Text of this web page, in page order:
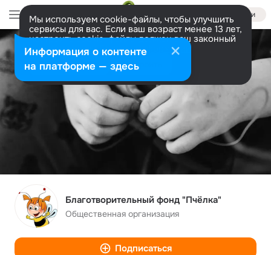
Войти
Мы используем cookie-файлы, чтобы улучшить
сервисы для вас. Если ваш возраст менее 13 лет,
настроить cookie-файлы должен ваш законный
представитель. Больше информации
Разрешить все Настроить
Благотворительный фонд "Пчёлка"
Общественная организация
Подписаться
Информация о контенте
на платформе — здесь